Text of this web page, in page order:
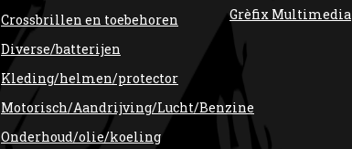
Crossbrillen en toebehoren
Diverse/batterijen
Kleding/helmen/protector
Motorisch/Aandrijving/Lucht/Benzine
Onderhoud/olie/koeling
Grèfix Multimedia